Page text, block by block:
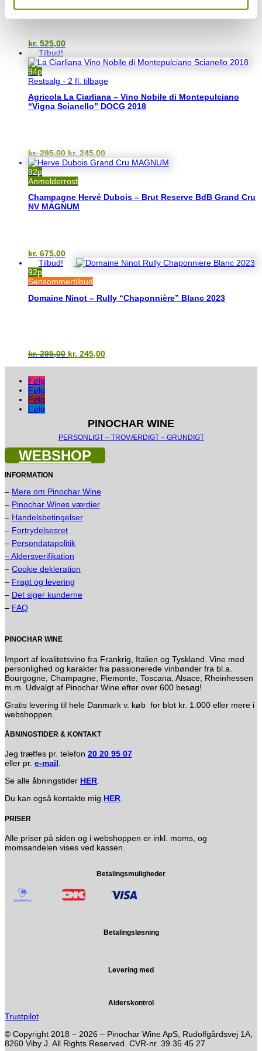
kr. 525,00
Tilbud!
94p
Restsalg - 2 fl. tilbage
Agricola La Ciarliana – Vino Nobile di Montepulciano
“Vigna Scianello” DOCG 2018
kr.295,00 Den
oprindelige
var:
kr. 245,00Den
aktuelle
92p
Anmelderrost
Champagne Hervé Dubois – Brut Reserve BdB Grand Cru
NV MAGNUM
kr. 675,00
Tilbud!
92p
Sensommertilbud
Domaine Ninot – Rully “Chaponnière” Blanc 2023
kr.295,00 Den
kr. 245,00Den
Følg
Følg
Følg
Følg
PINOCHAR WINE
PERSONLIGT – TROVÆRDIGT – GRUNDIGT
WEBSHOP
INFORMATION
– Mere om Pinochar Wine
– Pinochar Wines værdier
– Handelsbetingelser
– Fortrydelsesret
– Persondatapolitik
– Aldersverifikation
– Cookie dekleration
– Fragt og levering
– Det siger kunderne
– FAQ
PINOCHAR WINE
Import af kvalitetsvine fra Frankrig, Italien og Tyskland. Vine med
personlighed og karakter fra passionerede vinbønder fra bl.a.
Bourgogne, Champagne, Piemonte, Toscana, Alsace, Rheinhessen
m.m. Udvalgt af Pinochar Wine efter over 600 besøg!
Gratis levering til hele Danmark v. køb for blot kr. 1.000 eller mere i
webshoppen.
ÅBNINGSTIDER & KONTAKT
Jeg træffes pr. telefon 20 20 95 07
eller pr. e-mail.
Se alle åbningstider HER.
Du kan også kontakte mig HER.
PRISER
Alle priser på siden og i webshoppen er inkl. moms, og
momsandelen vises ved kassen.
Betalingsmuligheder
Betalingsløsning
Levering med
Alderskontrol
Trustpilot
© Copyright 2018 – 2026 – Pinochar Wine ApS, Rudolfgårdsvej 1A,
8260 Viby J. All Rights Reserved. CVR-nr. 39 35 45 27